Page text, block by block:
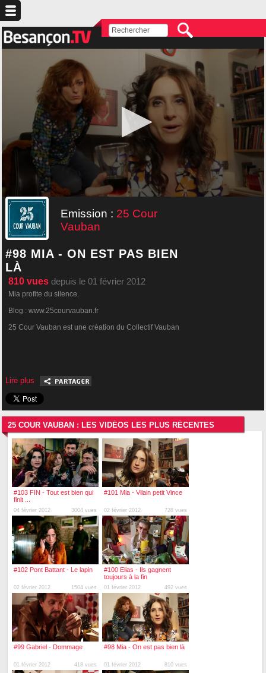
Emission : 25 Cour
Vauban
#98 MIA - ON EST PAS BIEN
LÀ
810 vues depuis le 01 février 2012
Mia profite du silence.
Blog : www.25courvauban.fr
25 Cour Vauban est une création du Collectif Vauban
Lire plus
25 COUR VAUBAN : LES VIDÉOS LES PLUS RÉCENTES
#103 FIN - Tout est bien qui
finit ...
04 février 2012 3004 vues
#101 Mia - Vilain petit Vince
02 février 2012 728 vues
#102 Pont Battant - Le lapin
02 février 2012 1504 vues
#100 Elias - Ils gagnent
toujours à la fin
01 février 2012 492 vues
#99 Gabriel - Dommage
01 février 2012 418 vues
#98 Mia - On est pas bien là
01 février 2012 810 vues